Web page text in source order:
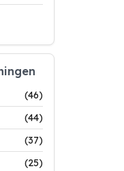
(46)
(44)
(37)
(25)